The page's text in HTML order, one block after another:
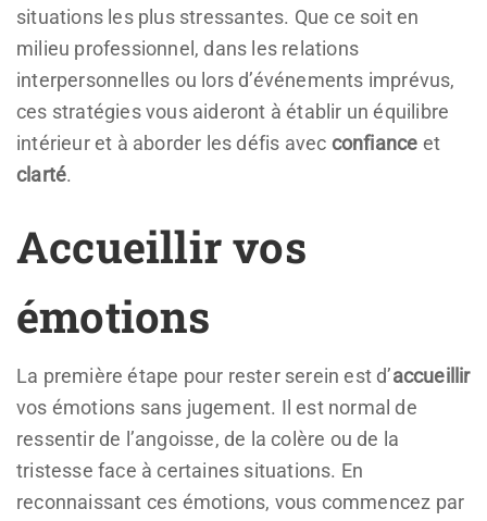
situations les plus stressantes. Que ce soit en
milieu professionnel, dans les relations
interpersonnelles ou lors d’événements imprévus,
ces stratégies vous aideront à établir un équilibre
intérieur et à aborder les défis avec confiance et
clarté.
Accueillir vos
émotions
La première étape pour rester serein est d’accueillir
vos émotions sans jugement. Il est normal de
ressentir de l’angoisse, de la colère ou de la
tristesse face à certaines situations. En
reconnaissant ces émotions, vous commencez par